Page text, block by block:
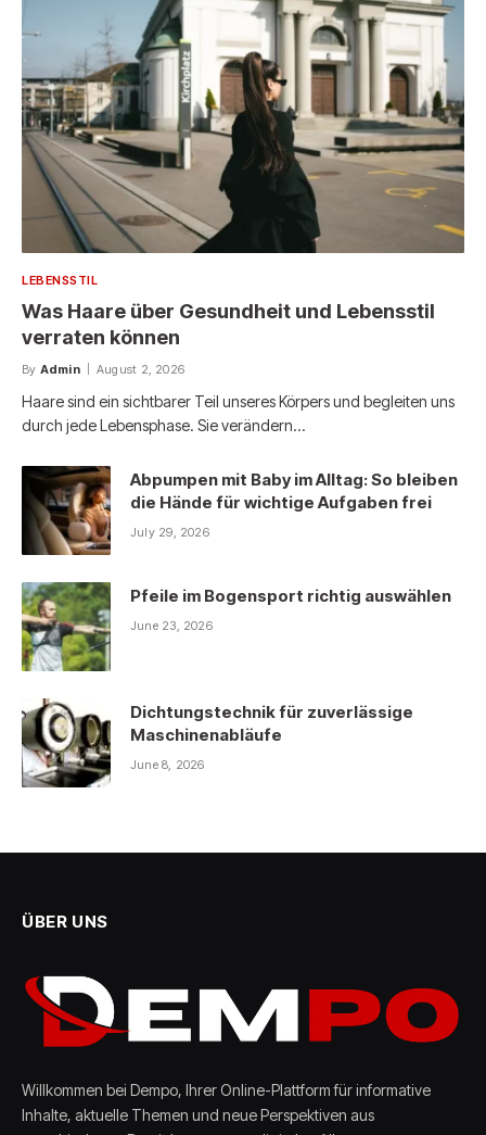
LEBENSSTIL
Was Haare über Gesundheit und Lebensstil
verraten können
By Admin August 2, 2026
Haare sind ein sichtbarer Teil unseres Körpers und begleiten uns
durch jede Lebensphase. Sie verändern…
Abpumpen mit Baby im Alltag: So bleiben
die Hände für wichtige Aufgaben frei
July 29, 2026
Pfeile im Bogensport richtig auswählen
June 23, 2026
Dichtungstechnik für zuverlässige
Maschinenabläufe
June 8, 2026
ÜBER UNS
Willkommen bei Dempo, Ihrer Online-Plattform für informative
Inhalte, aktuelle Themen und neue Perspektiven aus